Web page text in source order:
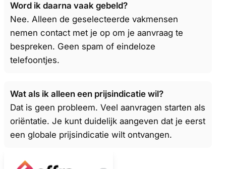
Word ik daarna vaak gebeld?
Nee. Alleen de geselecteerde vakmensen
nemen contact met je op om je aanvraag te
bespreken. Geen spam of eindeloze
telefoontjes.
Wat als ik alleen een prijsindicatie wil?
Dat is geen probleem. Veel aanvragen starten als
oriëntatie. Je kunt duidelijk aangeven dat je eerst
een globale prijsindicatie wilt ontvangen.